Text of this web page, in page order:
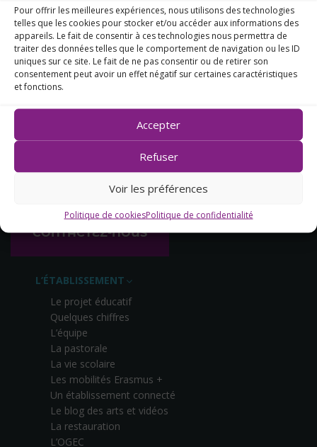
Pour offrir les meilleures expériences, nous utilisons des technologies
telles que les cookies pour stocker et/ou accéder aux informations des
appareils. Le fait de consentir à ces technologies nous permettra de
traiter des données telles que le comportement de navigation ou les ID
uniques sur ce site. Le fait de ne pas consentir ou de retirer son
consentement peut avoir un effet négatif sur certaines caractéristiques
et fonctions.
Accepter
Refuser
Voir les préférences
Politique de cookiesPolitique de confidentialité
14, rue des Capucins
02 40 78 50 18
CONTACTEZ-NOUS
L’ÉTABLISSEMENT
Le projet éducatif
Quelques chiffres
L’équipe
La pastorale
La vie scolaire
Les mobilités Erasmus +
Un établissement connecté
Le blog des arts et vidéos
La restauration
L’OGEC